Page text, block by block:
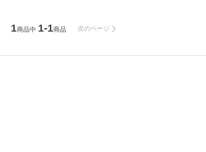
1商品中 1-1商品 次のページ